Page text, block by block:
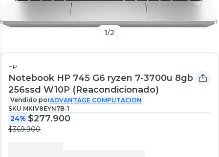
1/2
HP
Notebook HP 745 G6 ryzen 7-3700u 8gb
256ssd W10P (Reacondicionado)
Vendido porADVANTAGE COMPUTACION
SKU MKIV8EYN7B-1
24% $277.900
$369.900